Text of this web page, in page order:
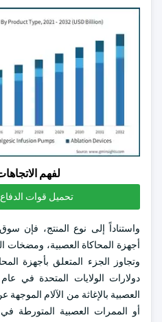
لفهم
تحميل قوات
واستناداً إلى نوع المنتج، فإن
أجهزة المحاكاة العصبية، ومضخات
العصبية بالإغاثة من الآلام
أو الممرات العصبية المتورطة